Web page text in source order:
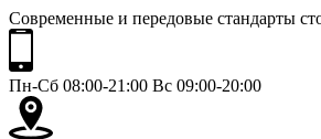
Современные и передовые стандарты
Пн-Сб 08:00-21:00 Вс 09:00-20:00